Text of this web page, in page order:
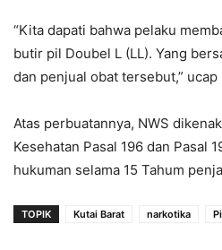
“Kita dapati bahwa pelaku
butir pil Doubel L (LL). Yang
dan penjual obat tersebut,” ucap
Atas perbuatannya, NWS
Kesehatan Pasal 196 dan Pasal
hukuman selama 15 Tahum
TOPIK Kutai Barat narkotika